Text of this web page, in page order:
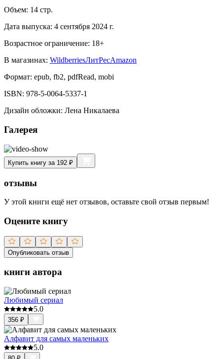
Объем: 14 стр.
Дата выпуска: 4 сентября 2024 г.
Возрастное ограничение: 18+
В магазинах: WildberriesЛитРесAmazon
Формат: epub, fb2, pdfRead, mobi
ISBN: 978-5-0064-5337-1
Дизайн обложки: Лена Никалаева
Галерея
Купить книгу за 192 ₽
отзывы
У этой книги ещё нет отзывов, оставьте свой отзыв первым!
Оцените книгу
Опубликовать отзыв
книги автора
Любимый сериал
5.0
356 ₽
Алфавит для самых маленьких
5.0